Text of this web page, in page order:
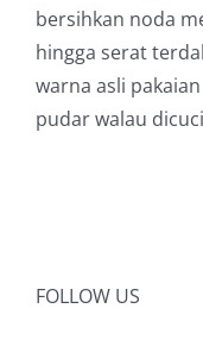
bersihkan noda
hingga serat
warna asli
pudar walau
FOLLOW US